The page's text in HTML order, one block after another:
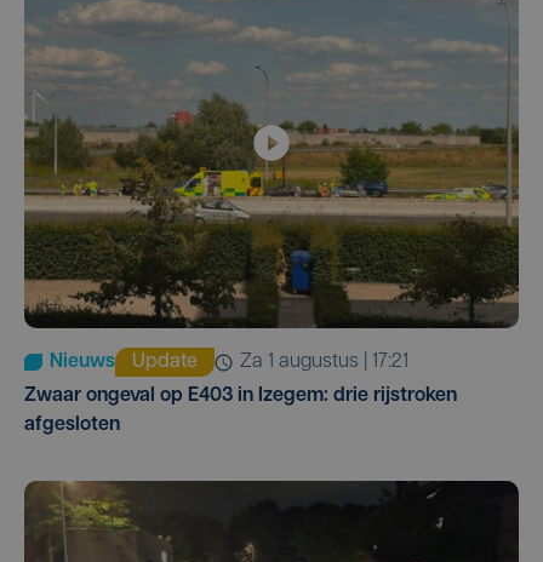
Nieuws Update
za 1 augustus | 17:21
Zwaar ongeval op E403 in Izegem: drie rijstroken
afgesloten